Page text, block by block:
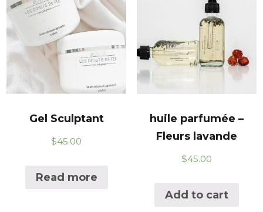
Gel Sculptant
$45.00
Read more
huile parfumée –
Fleurs lavande
$45.00
Add to cart